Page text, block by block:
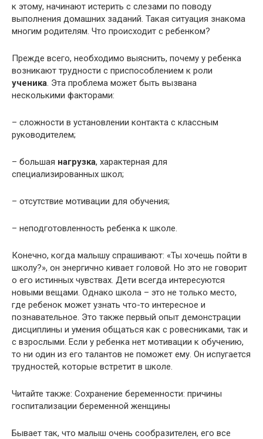
к этому, начинают истерить с слезами по поводу
выполнения домашних заданий. Такая ситуация знакома
многим родителям. Что происходит с ребенком?
Прежде всего, необходимо выяснить, почему у ребенка
возникают трудности с приспособлением к роли
ученика. Эта проблема может быть вызвана
несколькими факторами:
– сложности в установлении контакта с классным
руководителем;
– большая нагрузка, характерная для
специализированных школ;
– отсутствие мотивации для обучения;
– неподготовленность ребенка к школе.
Конечно, когда малышу спрашивают: «Ты хочешь пойти в
школу?», он энергично кивает головой. Но это не говорит
о его истинных чувствах. Дети всегда интересуются
новыми вещами. Однако школа – это не только место,
где ребенок может узнать что-то интересное и
познавательное. Это также первый опыт демонстрации
дисциплины и умения общаться как с ровесниками, так и
с взрослыми. Если у ребенка нет мотивации к обучению,
то ни один из его талантов не поможет ему. Он испугается
трудностей, которые встретит в школе.
Читайте также: Сохранение беременности: причины
госпитализации беременной женщины
Бывает так, что малыш очень сообразителен, его все